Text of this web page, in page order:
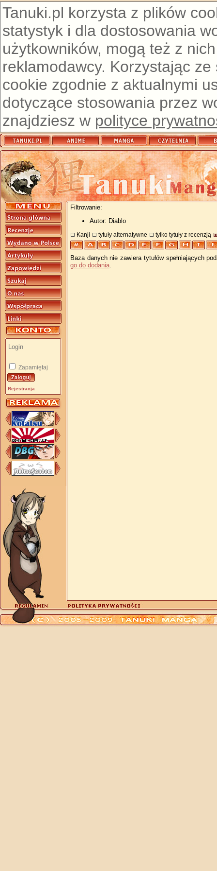
Tanuki.pl korzysta z plików
statystyk i dla dostosowania
użytkowników, mogą też z
reklamodawcy. Korzystając
cookie zgodnie z aktualnymi
dotyczące stosowania przez
znajdziesz w polityce
Zapamiętaj
Rejestracja
Filtrowanie:
Autor: Diablo
Kanji tytuły alternatywne tylko tytuły z recenzją
Baza danych nie zawiera tytułów spełniających
go do dodania.